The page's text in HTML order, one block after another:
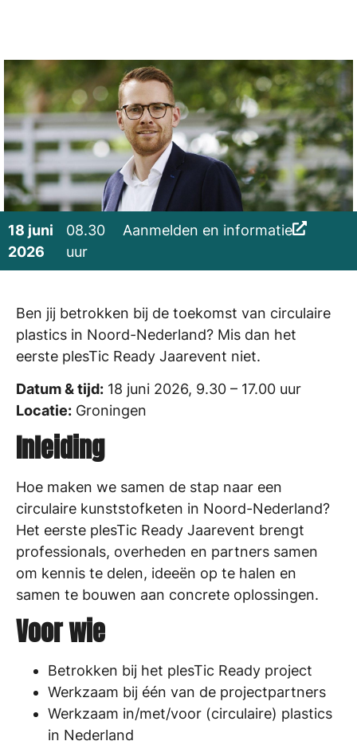
18 juni
2026
08.30
uur
Aanmelden en informatie
Ben jij betrokken bij de toekomst van circulaire
plastics in Noord-Nederland? Mis dan het
eerste plesTic Ready Jaarevent niet.
Datum & tijd: 18 juni 2026, 9.30 – 17.00 uur
Locatie: Groningen
Inleiding
Hoe maken we samen de stap naar een
circulaire kunststofketen in Noord-Nederland?
Het eerste plesTic Ready Jaarevent brengt
professionals, overheden en partners samen
om kennis te delen, ideeën op te halen en
samen te bouwen aan concrete oplossingen.
Voor wie
Betrokken bij het plesTic Ready project
Werkzaam bij één van de projectpartners
Werkzaam in/met/voor (circulaire) plastics
in Nederland